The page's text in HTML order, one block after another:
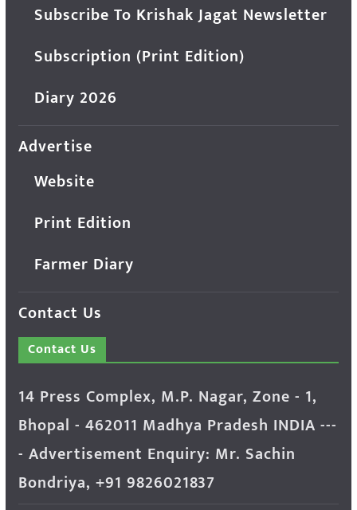
Subscribe To Krishak Jagat Newsletter
Subscription (Print Edition)
Diary 2026
Advertise
Website
Print Edition
Farmer Diary
Contact Us
Contact Us
14 Press Complex, M.P. Nagar, Zone - 1,
Bhopal - 462011 Madhya Pradesh INDIA ---
- Advertisement Enquiry: Mr. Sachin
Bondriya, +91 9826021837